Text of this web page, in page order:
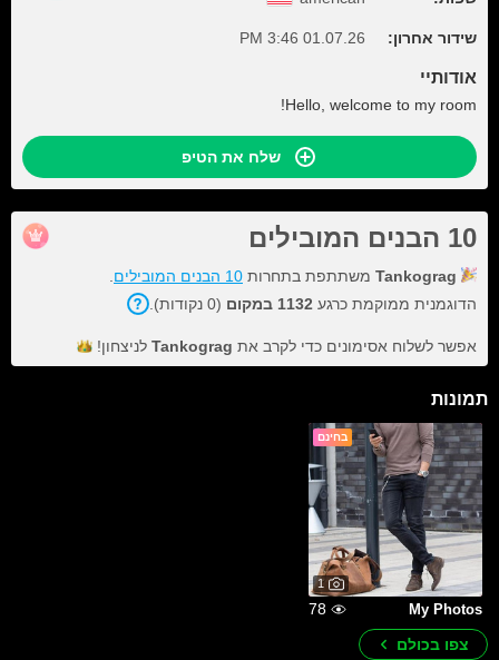
שידור אחרון: 01.07.26 3:46 PM
אודותיי
Hello, welcome to my room!
שלח את הטיפ
10 הבנים המובילים
Tankograg משתתפת בתחרות 10 הבנים המובילים
הדוגמנית ממוקמת כרגע 1132 במקום (0 נקודות).
אפשר לשלוח אסימונים כדי לקרב את Tankograg לניצחון!
תמונות
בחינם
1
My Photos
78
צפו בכולם